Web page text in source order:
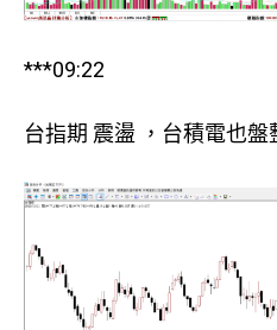
***09:22
台指期 震盪 ，台積電也盤